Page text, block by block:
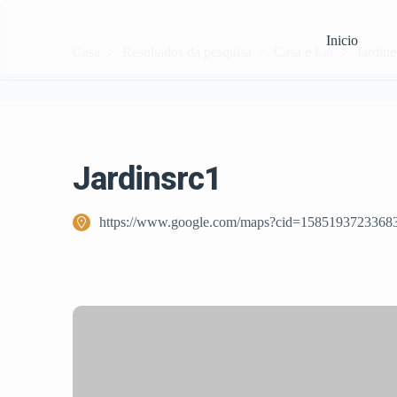
Inicio
Jardinsrc1
https://www.google.com/